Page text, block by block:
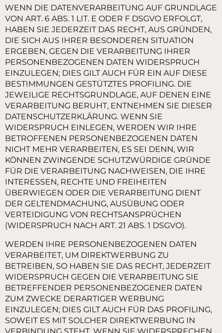
WENN DIE DATENVERARBEITUNG AUF GRUNDLAGE
VON ART. 6 ABS. 1 LIT. E ODER F DSGVO ERFOLGT,
HABEN SIE JEDERZEIT DAS RECHT, AUS GRÜNDEN,
DIE SICH AUS IHRER BESONDEREN SITUATION
ERGEBEN, GEGEN DIE VERARBEITUNG IHRER
PERSONENBEZOGENEN DATEN WIDERSPRUCH
EINZULEGEN; DIES GILT AUCH FÜR EIN AUF DIESE
BESTIMMUNGEN GESTÜTZTES PROFILING. DIE
JEWEILIGE RECHTSGRUNDLAGE, AUF DENEN EINE
VERARBEITUNG BERUHT, ENTNEHMEN SIE DIESER
DATENSCHUTZERKLÄRUNG. WENN SIE
WIDERSPRUCH EINLEGEN, WERDEN WIR IHRE
BETROFFENEN PERSONENBEZOGENEN DATEN
NICHT MEHR VERARBEITEN, ES SEI DENN, WIR
KÖNNEN ZWINGENDE SCHUTZWÜRDIGE GRÜNDE
FÜR DIE VERARBEITUNG NACHWEISEN, DIE IHRE
INTERESSEN, RECHTE UND FREIHEITEN
ÜBERWIEGEN ODER DIE VERARBEITUNG DIENT
DER GELTENDMACHUNG, AUSÜBUNG ODER
VERTEIDIGUNG VON RECHTSANSPRÜCHEN
(WIDERSPRUCH NACH ART. 21 ABS. 1 DSGVO).
WERDEN IHRE PERSONENBEZOGENEN DATEN
VERARBEITET, UM DIREKTWERBUNG ZU
BETREIBEN, SO HABEN SIE DAS RECHT, JEDERZEIT
WIDERSPRUCH GEGEN DIE VERARBEITUNG SIE
BETREFFENDER PERSONENBEZOGENER DATEN
ZUM ZWECKE DERARTIGER WERBUNG
EINZULEGEN; DIES GILT AUCH FÜR DAS PROFILING,
SOWEIT ES MIT SOLCHER DIREKTWERBUNG IN